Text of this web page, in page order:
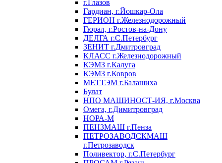
г.Глазов
Гардиан, г.Йошкар-Ола
ГЕРИОН г.Железнодорожный
Гюрал, г.Ростов-на-Дону
ДЕЛГА г.С.Петербург
ЗЕНИТ г.Дмитровград
КЛАСС г.Железнодорожный
КЭМЗ г.Калуга
КЭМЗ г.Ковров
МЕТТЭМ г.Балашиха
Булат
НПО МАШИНОСТ-ИЯ, г.Москва
Омега, г.Димитровград
НОРА-М
ПЕНЗМАШ г.Пенза
ПЕТРОЗАВОДСКМАШ
г.Петрозаводск
Поливектор, г.С.Петербург